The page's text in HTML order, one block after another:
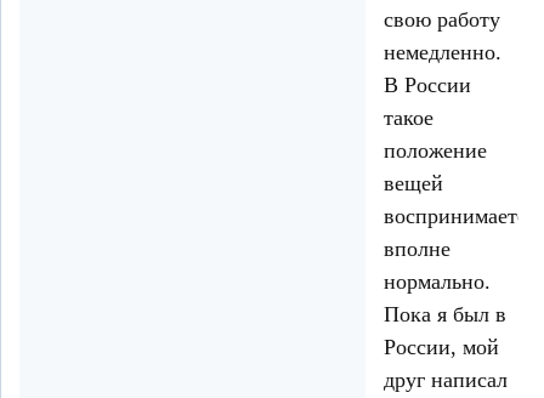
свою работу
немедленно.
В России
такое
положение
вещей
воспринимается
вполне
нормально.
Пока я был в
России, мой
друг написал